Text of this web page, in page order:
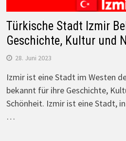
Türkische Stadt Izmir
Geschichte, Kultur und
28. Juni 2023
Izmir ist eine Stadt im Westen
bekannt für ihre Geschichte,
Schönheit. Izmir ist eine Stadt,
…